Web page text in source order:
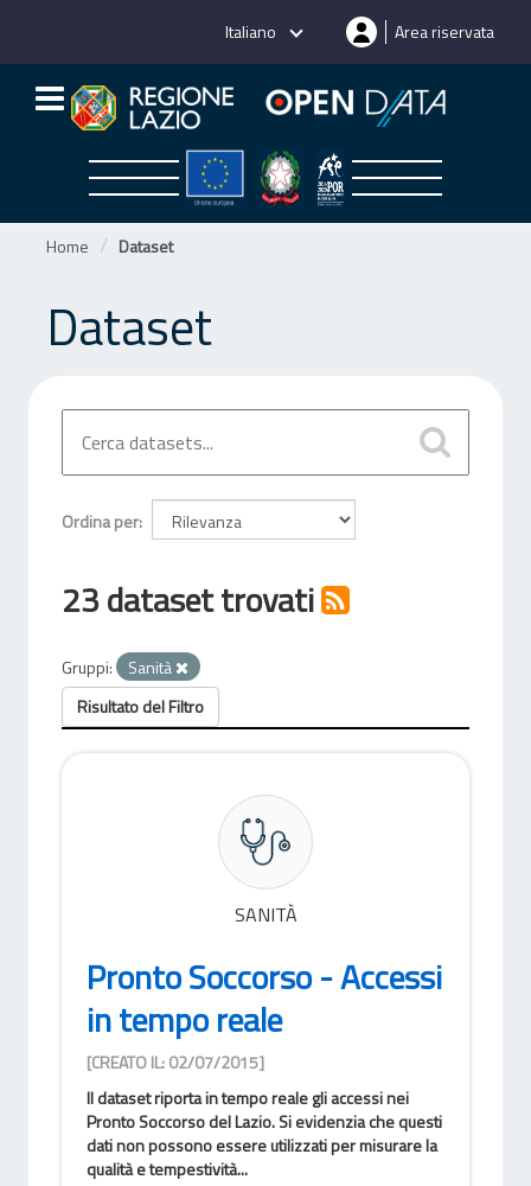
Italiano Area riservata
Home Dataset
Dataset
Ordina per
23 dataset trovati
Gruppi:
Sanità
Risultato del Filtro
SANITÀ
Pronto Soccorso - Accessi
in tempo reale
[CREATO IL: 02/07/2015]
Il dataset riporta in tempo reale gli accessi nei
Pronto Soccorso del Lazio. Si evidenzia che questi
dati non possono essere utilizzati per misurare la
qualità e tempestività...